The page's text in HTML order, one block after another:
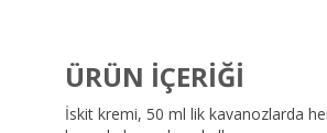
ÜRÜN İÇERİĞİ
İskit kremi, 50 ml lik kavanozlarda